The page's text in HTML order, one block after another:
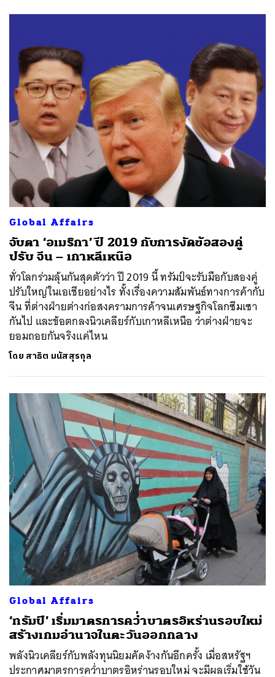
Global Affairs
จับตา ‘อเมริกา’ ปี 2019 กับการงัดข้อสองคู่
ปรับ จีน – เกาหลีเหนือ
ทั่วโลกร่วมลุ้นกันสุดตัวว่า ปี 2019 นี้ ทรัมป์จะรับมือกับสองคู่
ปรับใหญ่ในเอเชียอย่างไร ทั้งเรื่องความสัมพันธ์ทางการค้ากับ
จีน ที่ต่างฝ่ายต่างก่อสงครามการค้าจนเศรษฐกิจโลกซึมเซา
กันไป และข้อตกลงนิวเคลียร์กับเกาหลีเหนือ ว่าต่างฝ่ายจะ
ยอมถอยกันจริงแค่ไหน
โดย สาธิต มนัสสุรกุล
Global Affairs
‘ทรัมป์’ เริ่มมาตรการคว่ำบาตรอิหร่านรอบใหม่
สร้างเกมอำนาจในตะวันออกกลาง
พลังนิวเคลียร์กับพลังทุนนิยมคัดง้างกันอีกครั้ง เมื่อสหรัฐฯ
ประกาศมาตรการคว่ำบาตรอิหร่านรอบใหม่ จะมีผลเริ่มใช้วัน
EMAIL